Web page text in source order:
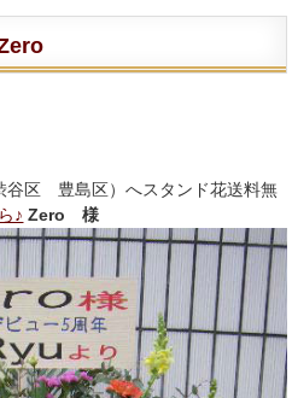
谷区 豊島区）へスタンド花送料無
♪ Zero 様